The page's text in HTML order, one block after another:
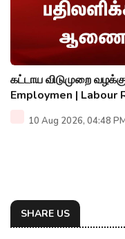
கட்டாய விடுமுறை
Employmen | Labour
10 Aug 2026, 04:48
SHARE US